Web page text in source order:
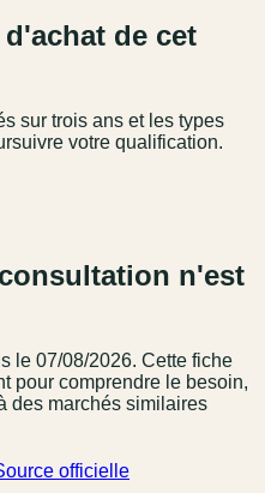
de cet
sur trois ans et les types
votre qualification.
n'est
le 07/08/2026. Cette fiche
pour comprendre le besoin,
des marchés similaires
officielle